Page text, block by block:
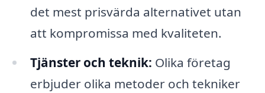
det mest prisvärda alternativet utan
att kompromissa med kvaliteten.
Tjänster och teknik: Olika företag
erbjuder olika metoder och tekniker